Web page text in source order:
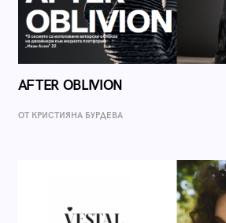
AFTER OBLIVION
ОТ КРИСТИЯНА БУРДЕВА